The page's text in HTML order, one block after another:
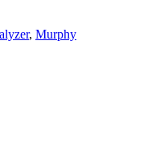
, Murphy